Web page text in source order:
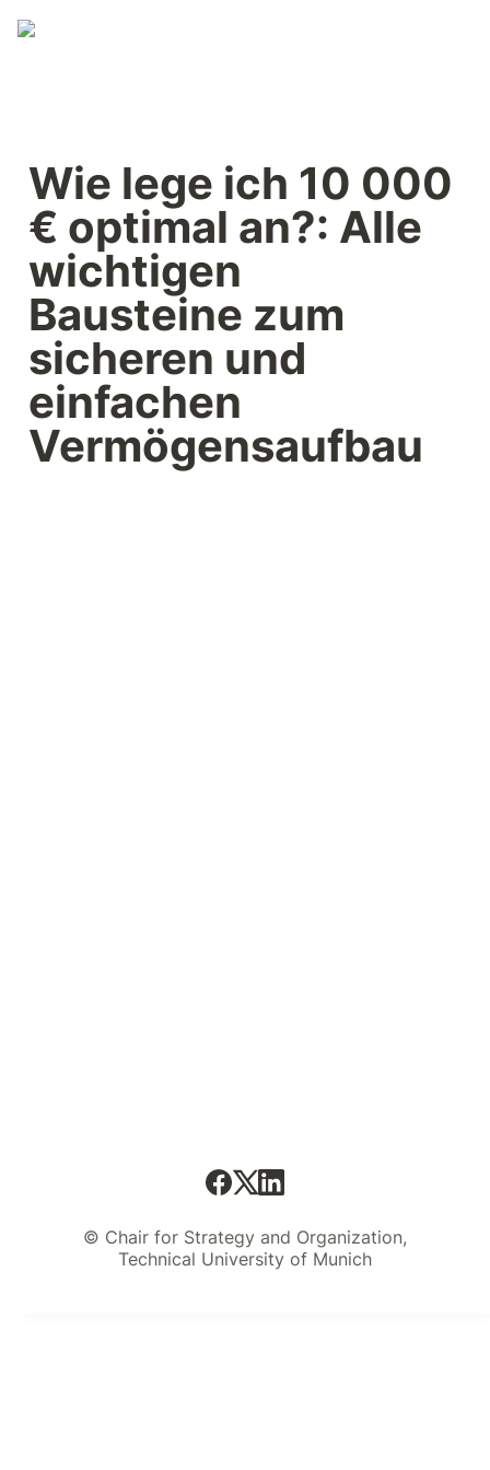
Wie lege ich 10 000
€ optimal an?: Alle
wichtigen
Bausteine zum
sicheren und
einfachen
Vermögensaufbau
© Chair for Strategy and Organization,
Technical University of Munich